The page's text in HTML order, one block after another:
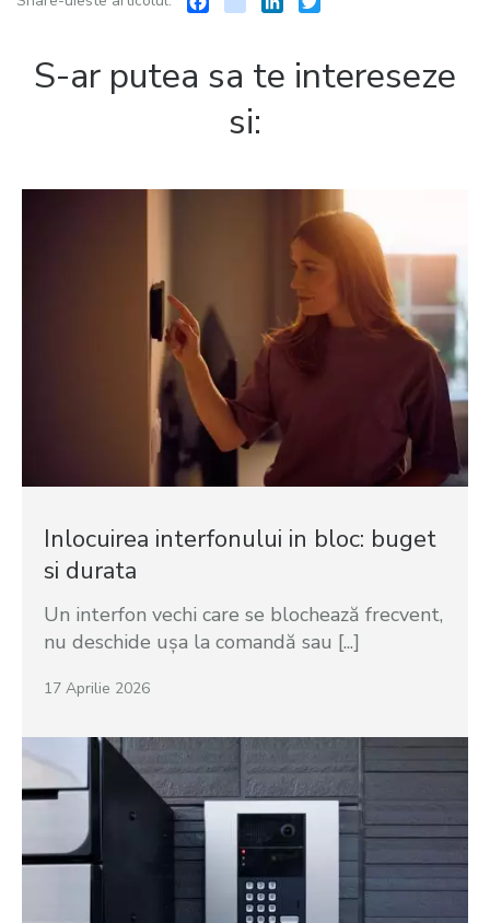
S-ar putea sa te intereseze
si:
Inlocuirea interfonului in bloc: buget
si durata
Un interfon vechi care se blochează frecvent,
nu deschide ușa la comandă sau [...]
17 Aprilie 2026